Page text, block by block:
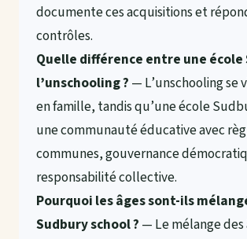
documente ces acquisitions et
contrôles.
Quelle différence entre une
l’unschooling ? — L’unschooling se
en famille, tandis qu’une école
une communauté éducative avec
communes, gouvernance
responsabilité collective.
Pourquoi les âges sont-ils
Sudbury school ? — Le mélange des